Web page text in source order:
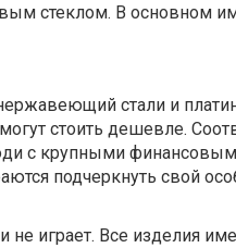
стеклом. В основном
стали и
стоить дешевле.
с крупными
подчеркнуть свой
не играет. Все изделия